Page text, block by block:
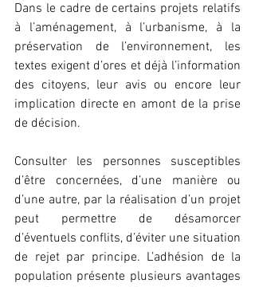
Dans le cadre de certains projets relatifs
à l’aménagement, à l’urbanisme, à la
préservation de l’environnement, les
textes exigent d’ores et déjà l’information
des citoyens, leur avis ou encore leur
implication directe en amont de la prise
de décision.
Consulter les personnes susceptibles
d’être concernées, d’une manière ou
d’une autre, par la réalisation d’un projet
peut permettre de désamorcer
d’éventuels conflits, d’éviter une situation
de rejet par principe. L’adhésion de la
population présente plusieurs avantages